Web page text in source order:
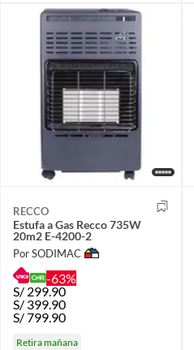
RECCO
Estufa a Gas Recco 735W
20m2 E-4200-2
Por SODIMAC
-63%
S/ 299.90
S/ 399.90
S/799.90
Retira mañana